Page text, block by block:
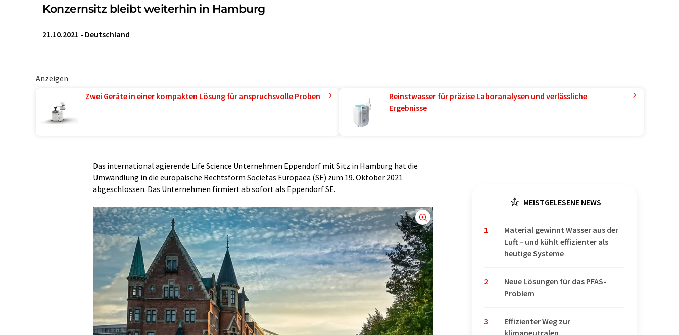
Konzernsitz bleibt weiterhin in Hamburg
21.10.2021 - Deutschland
Anzeigen
Zwei Geräte in einer kompakten Lösung für anspruchsvolle Proben
Reinstwasser für präzise Laboranalysen und verlässliche
Ergebnisse
Das international agierende Life Science Unternehmen Eppendorf mit Sitz in Hamburg hat die
Umwandlung in die europäische Rechtsform Societas Europaea (SE) zum 19. Oktober 2021
abgeschlossen. Das Unternehmen firmiert ab sofort als Eppendorf SE.
MEISTGELESENE NEWS
1
Material gewinnt Wasser aus der
Luft – und kühlt effizienter als
heutige Systeme
2
Neue Lösungen für das PFAS-
Problem
3
Effizienter Weg zur
klimaneutralen